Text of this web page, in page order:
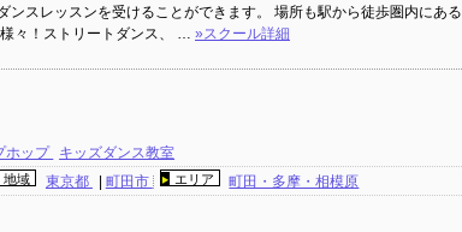
ンスレッスンを受けることができます。 場所も駅から徒歩圏内にある
々！ストリートダンス、 … »スクール詳細
ホップ キッズダンス教室
地域 東京都 | 町田市 エリア 町田・多摩・相模原